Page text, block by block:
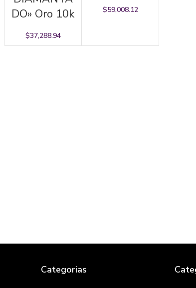
DO» Oro 10k
$37,288.94
$59,008.12
Categorias